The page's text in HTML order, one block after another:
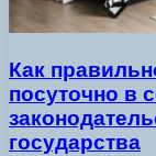
Как
посуточно в
государства